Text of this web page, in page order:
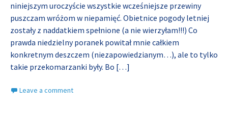
niniejszym uroczyście wszystkie wcześniejsze przewiny
puszczam wróżom w niepamięć. Obietnice pogody letniej
zostały z naddatkiem spełnione (a nie wierzyłam!!!) Co
prawda niedzielny poranek powitał mnie całkiem
konkretnym deszczem (niezapowiedzianym…), ale to tylko
takie przekomarzanki były. Bo […]
Leave a comment